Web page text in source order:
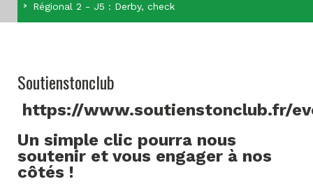
Régional 2 - J5 : Derby, check
Soutienstonclub
https://www.soutienstonclub.fr/
Un simple clic pourra nous
soutenir et vous engager à nos
côtés !